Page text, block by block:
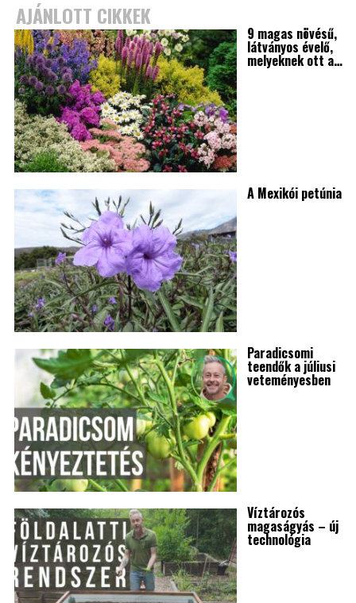
AJÁNLOTT CIKKEK
9 magas növésű,
látványos évelő,
melyeknek ott a…
A Mexikói petúnia
Paradicsomi
teendők a júliusi
veteményesben
Víztározós
magaságyás – új
technológia